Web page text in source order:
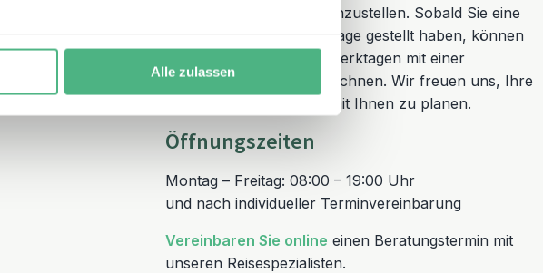
Alle zulassen
Brasilien Reise zusammenzustellen. Sobald Sie eine
unverbindliche Reiseanfrage gestellt haben, können
Sie innerhalb von zwei Werktagen mit einer
Rückmeldung von uns rechnen. Wir freuen uns, Ihre
Traumreise gemeinsam mit Ihnen zu planen.
Öffnungszeiten
Montag – Freitag: 08:00 – 19:00 Uhr
und nach individueller Terminvereinbarung
Vereinbaren Sie online einen Beratungstermin mit
unseren Reisespezialisten.